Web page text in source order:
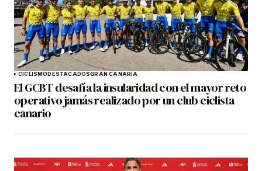
CICLISMODESTACADOSGRAN CANARIA
El GCBT desafía la insularidad con el mayor reto
operativo jamás realizado por un club ciclista
canario